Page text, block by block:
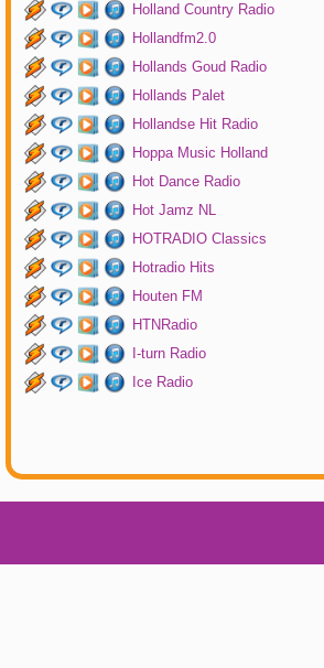
Holland Country Radio
Hollandfm2.0
Hollands Goud Radio
Hollands Palet
Hollandse Hit Radio
Hoppa Music Holland
Hot Dance Radio
Hot Jamz NL
HOTRADIO Classics
Hotradio Hits
Houten FM
HTNRadio
I-turn Radio
Ice Radio